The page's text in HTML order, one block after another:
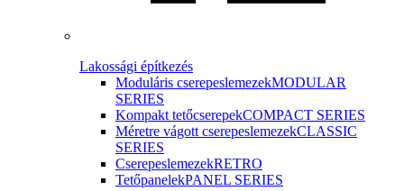
Lakossági építkezés
Moduláris cserepeslemezekMODULAR
SERIES
Kompakt tetőcserepekCOMPACT SERIES
Méretre vágott cserepeslemezekCLASSIC
SERIES
CserepeslemezekRETRO
TetőpanelekPANEL SERIES